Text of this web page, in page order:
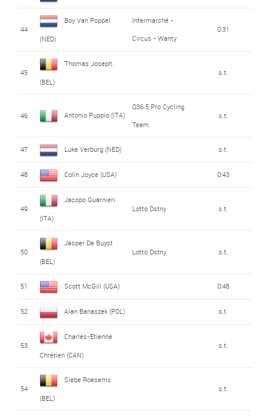
44
Boy Van Poppel
(NED)
Intermarché -
Circus - Wanty
0:31
45
Thomas Joseph
(BEL)
s.t.
46 Antonio Puppio (ITA)
Q36.5 Pro Cycling
Team
s.t.
47 Luke Verburg (NED) s.t.
48 Colin Joyce (USA) 0:43
49
Jacopo Guarnieri
(ITA)
Lotto Dstny s.t.
50
Jasper De Buyst
(BEL)
Lotto Dstny s.t.
51 Scott McGill (USA) 0:48
52 Alan Banaszek (POL) s.t.
53
Charles-Étienne
Chrétien (CAN)
s.t.
54
Siebe Roesems
(BEL)
s.t.